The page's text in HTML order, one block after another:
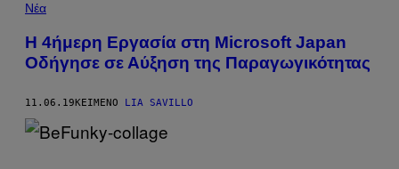
Νέα
Η 4ήμερη Εργασία στη Microsoft Japan
Οδήγησε σε Αύξηση της Παραγωγικότητας
11.06.19ΚΕΊΜΕΝΟ LIA SAVILLO